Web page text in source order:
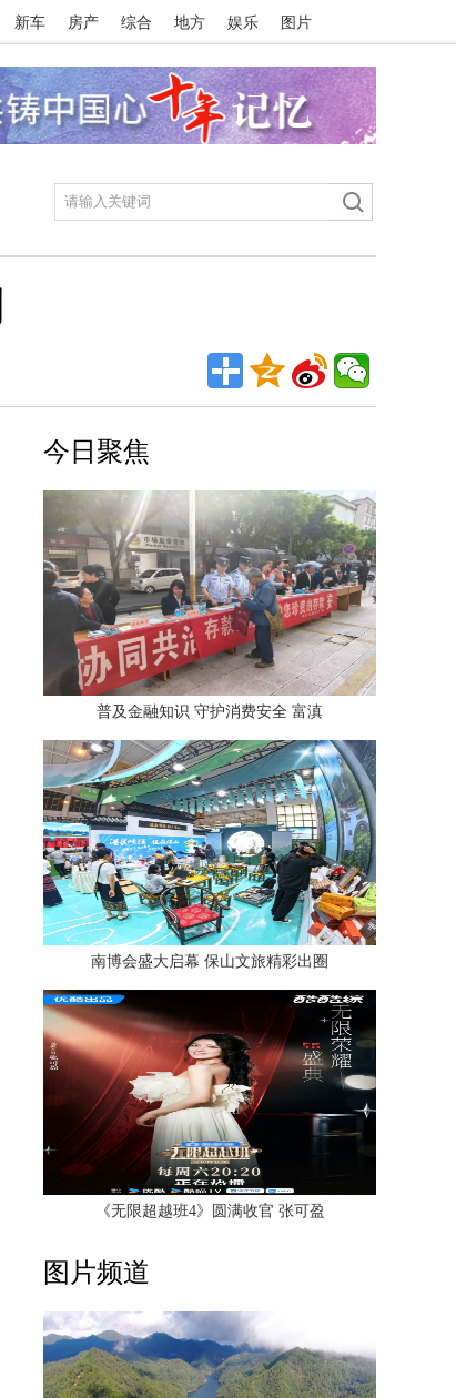
新车 房产 综合 地方 娱乐 图片
今日聚焦
普及金融知识 守护消费安全 富滇
南博会盛大启幕 保山文旅精彩出圈
《无限超越班4》圆满收官 张可盈
图片频道